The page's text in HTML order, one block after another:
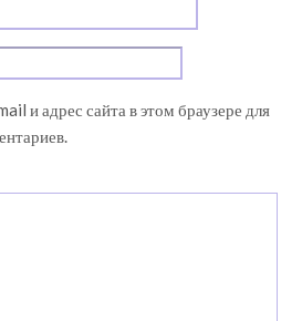
и адрес сайта в этом браузере для